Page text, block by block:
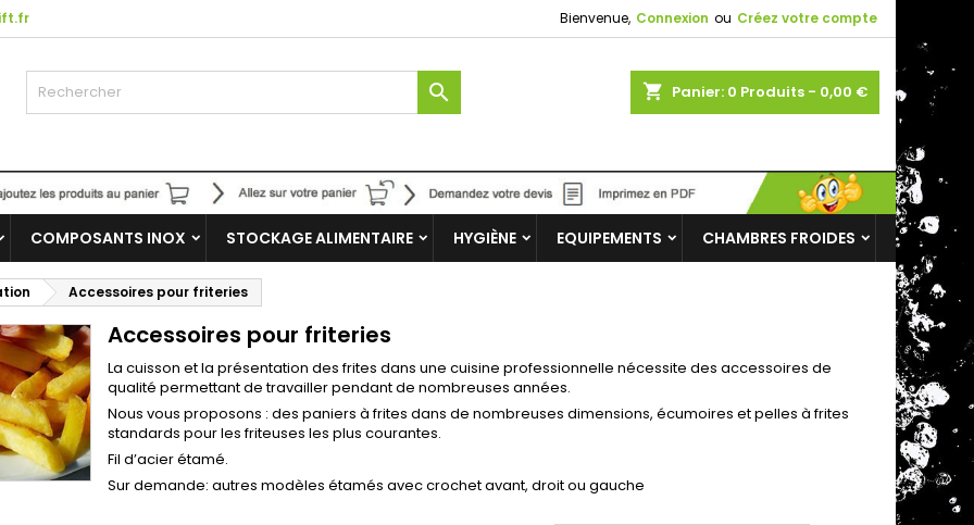
Bienvenue, Connexion ou Créez votre compte
shopping_cart Panier: 0 Produits - 0,00 €

COMPOSANTS INOX STOCKAGE ALIMENTAIRE HYGIÈNE EQUIPEMENTS CHAMBRES FROIDES
Accessoires pour friteries
Accessoires pour friteries
La cuisson et la présentation des frites dans une cuisine professionnelle nécessite des accessoires de
qualité permettant de travailler pendant de nombreuses années.
Nous vous proposons : des paniers à frites dans de nombreuses dimensions, écumoires et pelles à frites
standards pour les friteuses les plus courantes.
Fil d’acier étamé.
Sur demande: autres modèles étamés avec crochet avant, droit ou gauche